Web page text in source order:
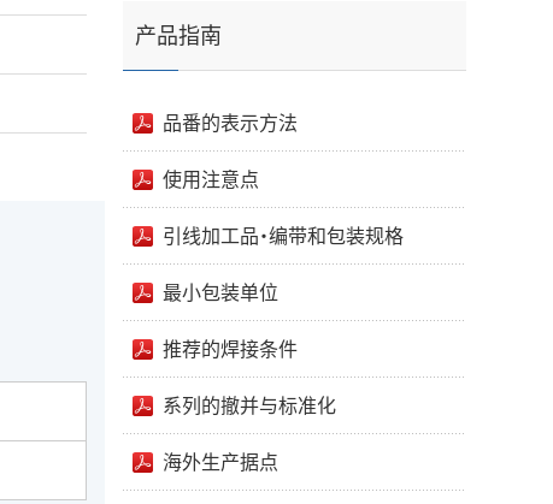
产品指南
品番的表示方法
使用注意点
引线加工品・编带和包装规格
最小包装单位
推荐的焊接条件
系列的撤并与标准化
海外生产据点